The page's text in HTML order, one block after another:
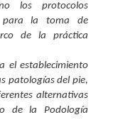
los protocolos
para la toma de
de la práctica
el establecimiento
patologías del pie,
alternativas
de la Podología